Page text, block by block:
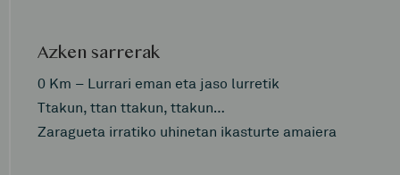
Azken sarrerak
0 Km – Lurrari eman eta jaso lurretik
Ttakun, ttan ttakun, ttakun…
Zaragueta irratiko uhinetan ikasturte amaiera